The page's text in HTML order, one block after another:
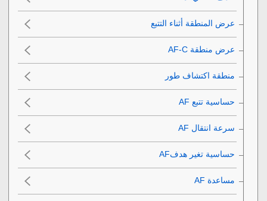
عرض المنطقة أثناء التتبع
عرض منطقة AF-C‎‏
منطقة اكتشاف طور
حساسية تتبع AF‎‏
سرعة انتقال AF‎‏
حساسية تغير هدفAF‎‏
مساعدة AF‎‏